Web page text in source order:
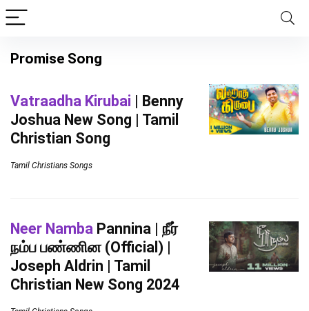
Promise Song
Vatraadha Kirubai | Benny
Joshua New Song | Tamil
Christian Song
Tamil Christians Songs
Neer Namba Pannina | நீர்
நம்ப பண்ணின (Official) |
Joseph Aldrin | Tamil
Christian New Song 2024